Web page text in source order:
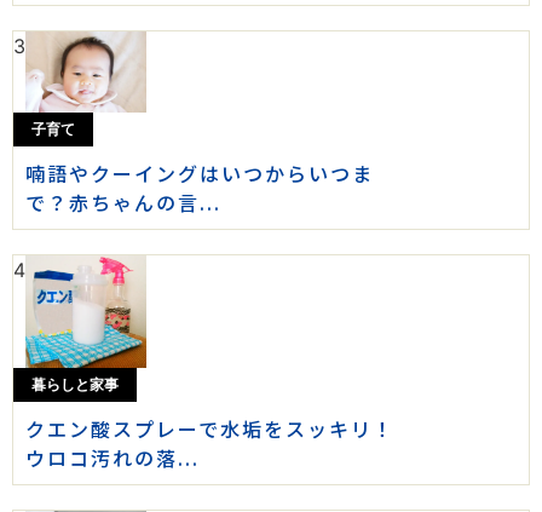
3
子育て
喃語やクーイングはいつからいつま
で？赤ちゃんの言...
4
暮らしと家事
クエン酸スプレーで水垢をスッキリ！
ウロコ汚れの落...